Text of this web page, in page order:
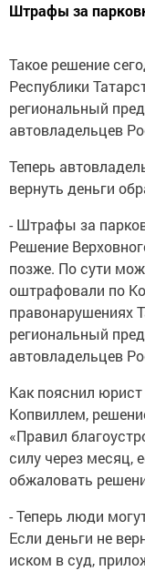
Штрафы за
Такое решение
Республики
региональный
автовладельцев
Теперь
вернуть деньги
- Штрафы за
Решение
позже. По сути
оштрафовали по
правонарушениях
региональный
автовладельцев
Как пояснил
Копвиллем,
«Правил
силу через месяц,
обжаловать
- Теперь люди
Если деньги не
иском в суд,